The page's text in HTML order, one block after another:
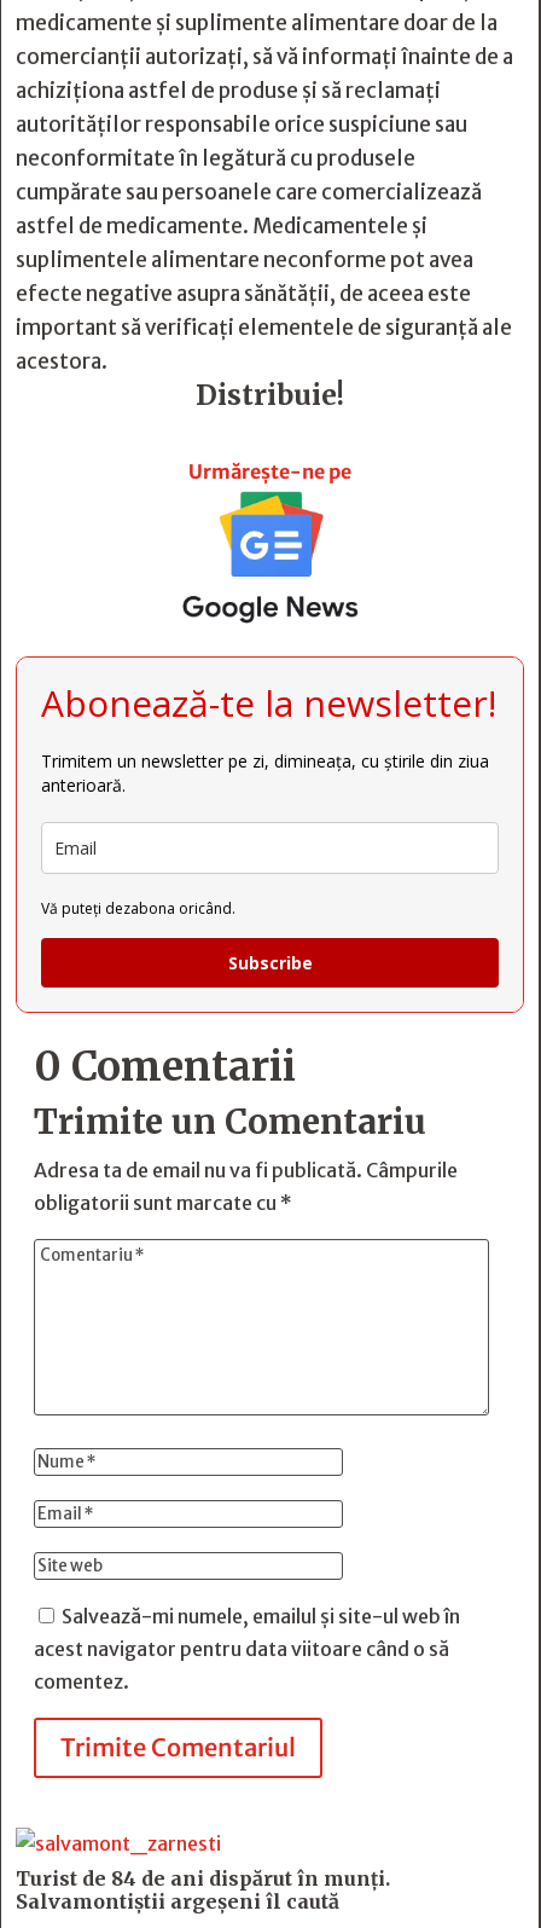
medicamente și suplimente alimentare doar de la
comercianții autorizați, să vă informați înainte de a
achiziționa astfel de produse și să reclamați
autorităților responsabile orice suspiciune sau
neconformitate în legătură cu produsele
cumpărate sau persoanele care comercializează
astfel de medicamente. Medicamentele și
suplimentele alimentare neconforme pot avea
efecte negative asupra sănătății, de aceea este
important să verificați elementele de siguranță ale
acestora.
Distribuie!
Urmărește-ne pe
Abonează-te la newsletter!
Trimitem un newsletter pe zi, dimineața, cu știrile din ziua
anterioară.
Vă puteți dezabona oricând.
Subscribe
0 Comentarii
Trimite un Comentariu
Adresa ta de email nu va fi publicată. Câmpurile
obligatorii sunt marcate cu *
Salvează-mi numele, emailul și site-ul web în
acest navigator pentru data viitoare când o să
comentez.
Trimite Comentariul
Turist de 84 de ani dispărut în munți.
Salvamontiștii argeșeni îl caută